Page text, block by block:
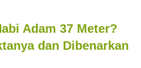
Adam 37 Meter?
dan Dibenarkan